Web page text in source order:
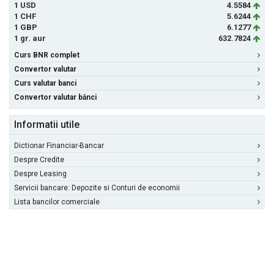
1 USD
4.5584
1 CHF
5.6244
1 GBP
6.1277
1 gr. aur
632.7824
Curs BNR complet
Convertor valutar
Curs valutar banci
Convertor valutar bănci
Informatii utile
Dictionar Financiar-Bancar
Despre Credite
Despre Leasing
Servicii bancare: Depozite si Conturi de economii
Lista bancilor comerciale